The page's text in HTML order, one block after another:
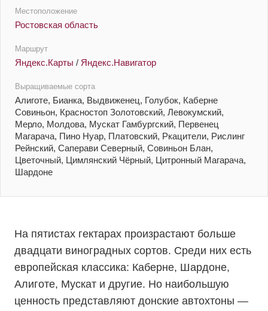
Местоположение
Ростовская область
Маршрут
Яндекс.Карты / Яндекс.Навигатор
Выращиваемые сорта
Алиготе, Бианка, Выдвиженец, Голубок, Каберне
Совиньон, Красностоп Золотовский, Левокумский,
Мерло, Молдова, Мускат Гамбургский, Первенец
Магарача, Пино Нуар, Платовский, Ркацители, Рислинг
Рейнский, Саперави Северный, Совиньон Блан,
Цветочный, Цимлянский Чёрный, Цитронный Магарача,
Шардоне
На пятистах гектарах произрастают больше
двадцати виноградных сортов. Среди них есть
европейская классика: Каберне, Шардоне,
Алиготе, Мускат и другие. Но наибольшую
ценность представляют донские автохтоны —